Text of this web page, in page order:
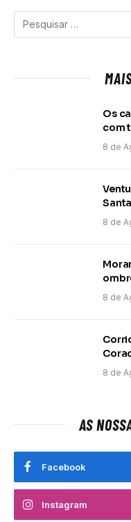
Os
com
8 de
8 de
8 de
8 de
AS
Facebook
Instagram